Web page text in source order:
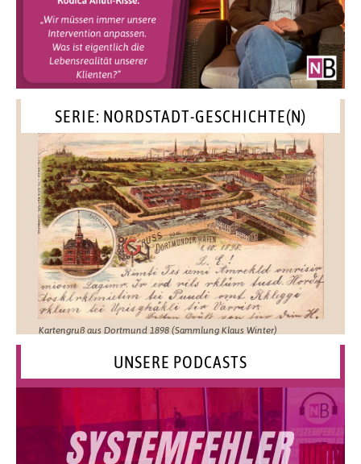
SERIE: NORDSTADT-GESCHICHTE(N)
Kartengruß aus Dortmund 1898 (Sammlung Klaus Winter)
UNSERE PODCASTS